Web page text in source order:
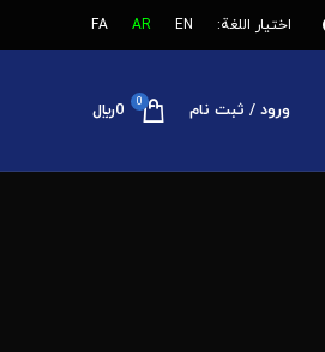
اختيار اللغة: EN
AR
FA
ورود / ثبت نام 0
0﷼